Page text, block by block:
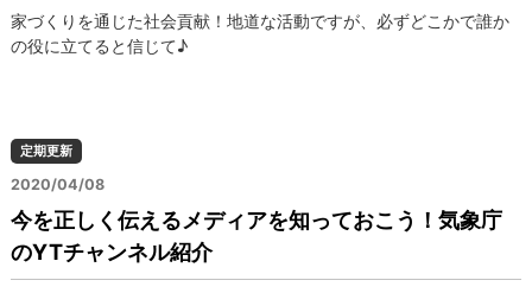
家づくりを通じた社会貢献！地道な活動ですが、必ずどこかで誰か
の役に立てると信じて♪
定期更新
2020/04/08
今を正しく伝えるメディアを知っておこう！気象庁
のYTチャンネル紹介